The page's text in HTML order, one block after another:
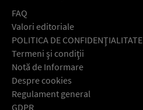
FAQ
Valori editoriale
POLITICA DE CONFIDENŢIALITATE
Termeni şi condiţii
Notă de Informare
Despre cookies
Regulament general
GDPR